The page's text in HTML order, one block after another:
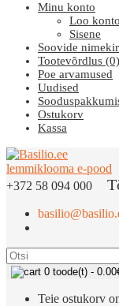
Minu konto
Loo konto
Sisene
Soovide
Tootevõrdlus (0)
Poe arvamused
Uudised
Ostukorv
Kassa
+372 58 094 000
0 toode(t) -
Teie ostukorv